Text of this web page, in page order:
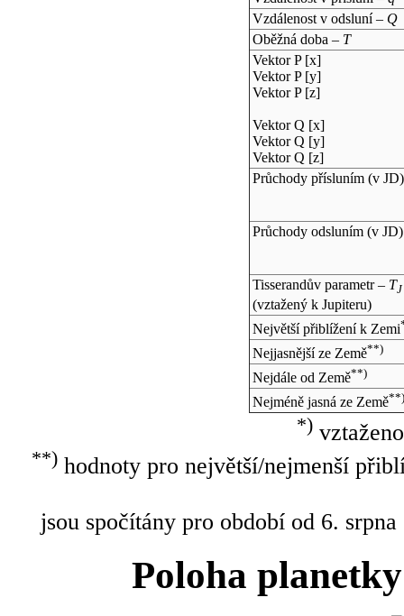
Vzdálenost v odsluní – Q
Oběžná doba – T
Vektor P [x]
Vektor P [y]
Vektor P [z]
Vektor Q [x]
Vektor Q [y]
Vektor Q [z]
Průchody přísluním (v JD)
Průchody odsluním (v JD)
Tisserandův parametr – TJ
(vztažený k Jupiteru)
Největší přiblížení k Zemi
Nejjasnější ze Země**)
Nejdále od Země**)
Nejméně jasná ze Země**)
*)
**)hodnoty pro největší/nejmenší
jsou spočítány pro období od 6.
Poloha